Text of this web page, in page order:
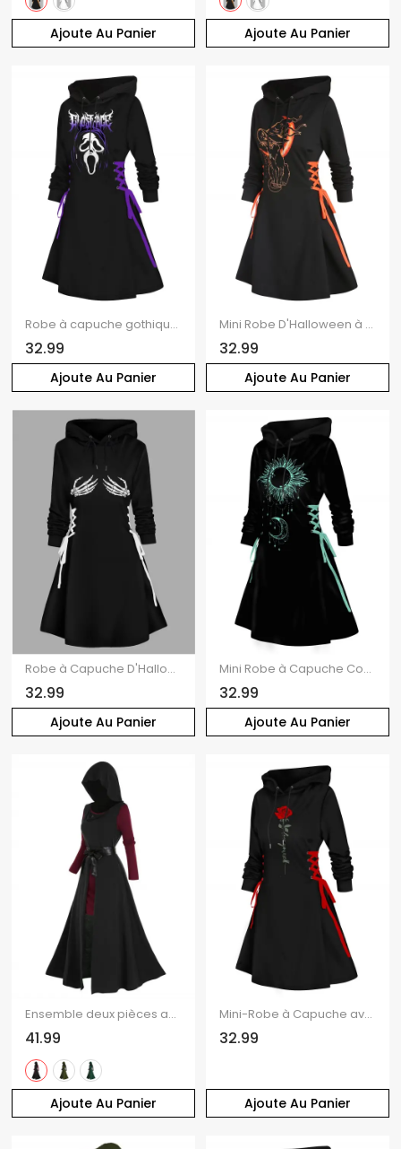
Ajoute Au Panier Ajoute Au Panier
Ajoute Au Panier
Robe à capuche gothique avec imprimé tête de mort et cordon de serrage pour Halloween
32.99
Ajoute Au Panier
Mini Robe D'Halloween à Capuche Chat et Lune Imprimés à Manches Longues à Lacets
32.99
Ajoute Au Panier
Robe à Capuche D'Halloween Ligne A Main Squelette à Lacets à Côté
32.99
Ajoute Au Panier
Mini Robe à Capuche Contrasté Lune et Soleil Imprimés à Lacets
32.99
Ajoute Au Panier
Ensemble deux pièces avec haut à capuche et mini-robe à manches longues en dentelle transparente
41.99
Ajoute Au Panier
Mini-Robe à Capuche avec Lacets et à Imprimé Roses pour Saint-Valentin
32.99